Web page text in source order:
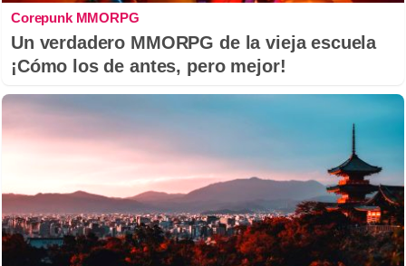
Corepunk MMORPG
Un verdadero MMORPG de la vieja escuela
¡Cómo los de antes, pero mejor!